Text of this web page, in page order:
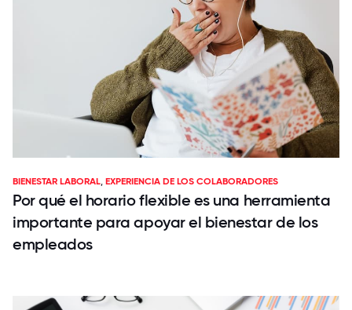
BIENESTAR LABORAL,EXPERIENCIA DE LOS COLABORADORES
Por qué el horario flexible es una herramienta
importante para apoyar el bienestar de los
empleados